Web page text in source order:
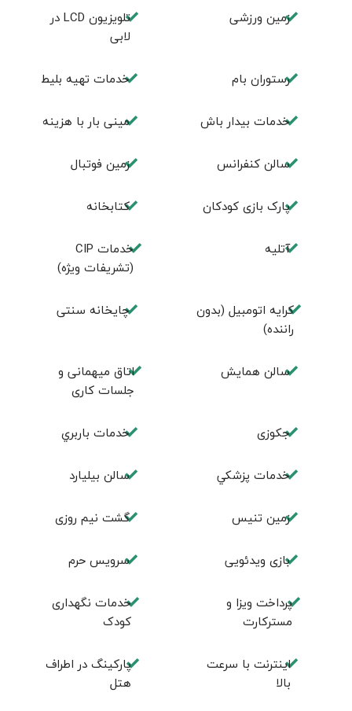
زمین ورزشی
تلويزيون LCD در
لابی
رستوران بام خدمات تهيه بليط
خدمات بیدار باش مینی بار با هزینه
سالن كنفرانس زمين فوتبال
پارک بازی كودكان كتابخانه
آتلیه
خدمات CIP
(تشریفات ویژه)
کرایه اتومبیل (بدون
راننده)
چايخانه سنتی
سالن همايش
اتاق ميهمانی و
جلسات كاری
جكوزی خدمات باربري
خدمات پزشكي سالن بيليارد
زمين تنيس گشت نیم روزی
بازی ویدئویی سرویس حرم
پرداخت ویزا و
مسترکارت
خدمات نگهداری
کودک
اینترنت با سرعت
بالا
پارکینگ در اطراف
هتل